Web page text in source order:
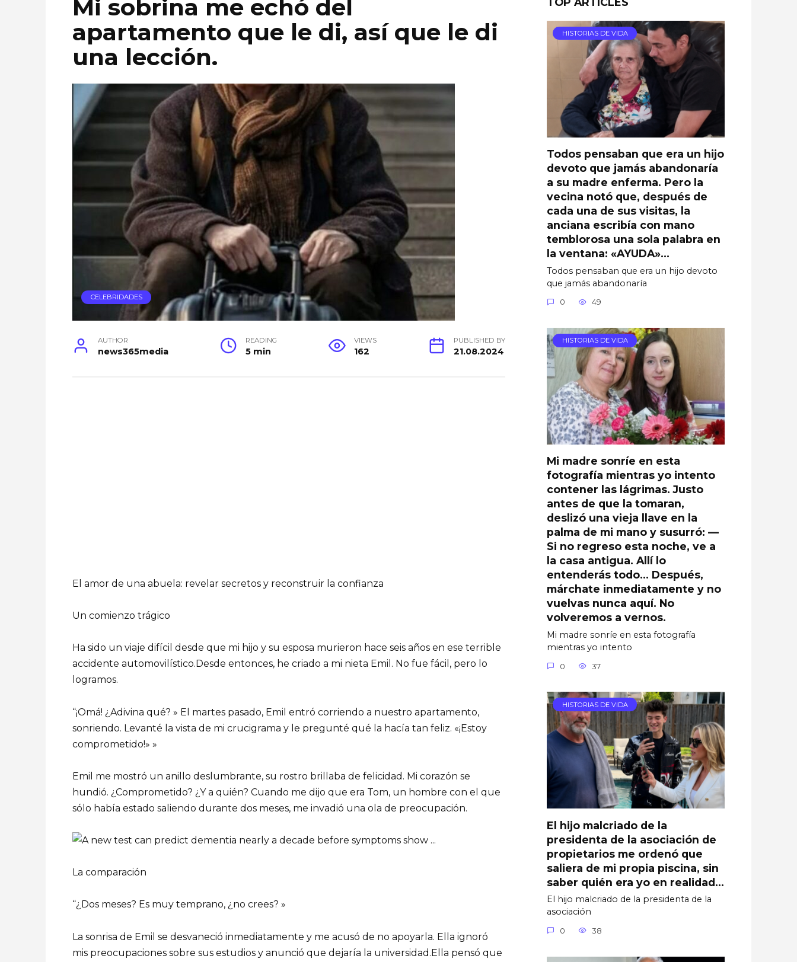
Mi sobrina me echó del
apartamento que le di, así que le di
una lección.
CELEBRIDADES
AUTHOR
news365media
READING
5 min
VIEWS
162
PUBLISHED BY
21.08.2024
El amor de una abuela: revelar secretos y reconstruir la confianza
Un comienzo trágico
Ha sido un viaje difícil desde que mi hijo y su esposa murieron hace seis años en ese terrible
accidente automovilístico.Desde entonces, he criado a mi nieta Emil. No fue fácil, pero lo
logramos.
“¡Omá! ¿Adivina qué? » El martes pasado, Emil entró corriendo a nuestro apartamento,
sonriendo. Levanté la vista de mi crucigrama y le pregunté qué la hacía tan feliz. «¡Estoy
comprometido!» »
Emil me mostró un anillo deslumbrante, su rostro brillaba de felicidad. Mi corazón se
hundió. ¿Comprometido? ¿Y a quién? Cuando me dijo que era Tom, un hombre con el que
sólo había estado saliendo durante dos meses, me invadió una ola de preocupación.
La comparación
“¿Dos meses? Es muy temprano, ¿no crees? »
La sonrisa de Emil se desvaneció inmediatamente y me acusó de no apoyarla. Ella ignoró
mis preocupaciones sobre sus estudios y anunció que dejaría la universidad.Ella pensó que
HISTORIAS DE VIDA
Todos pensaban que era un hijo
devoto que jamás abandonaría
a su madre enferma. Pero la
vecina notó que, después de
cada una de sus visitas, la
anciana escribía con mano
temblorosa una sola palabra en
la ventana: «AYUDA»…
Todos pensaban que era un hijo devoto
que jamás abandonaría
0 49
HISTORIAS DE VIDA
Mi madre sonríe en esta
fotografía mientras yo intento
contener las lágrimas. Justo
antes de que la tomaran,
deslizó una vieja llave en la
palma de mi mano y susurró: —
Si no regreso esta noche, ve a
la casa antigua. Allí lo
entenderás todo… Después,
márchate inmediatamente y no
vuelvas nunca aquí. No
volveremos a vernos.
Mi madre sonríe en esta fotografía
mientras yo intento
0 37
HISTORIAS DE VIDA
El hijo malcriado de la
presidenta de la asociación de
propietarios me ordenó que
saliera de mi propia piscina, sin
saber quién era yo en realidad…
El hijo malcriado de la presidenta de la
asociación
0 38